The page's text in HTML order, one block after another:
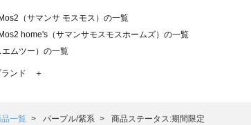
（サマンサ モスモス）の一覧
home's（サマンサモスモスホームズ）の一覧
ムツー）の一覧
by Samansa Mos2（ツハルバイサマンサモスモス）の一覧
Lagom（サマンサモスモス ラーゴム）の一覧
ランド ＋
一覧 パープル/紫系 商品ステータス:期間限定